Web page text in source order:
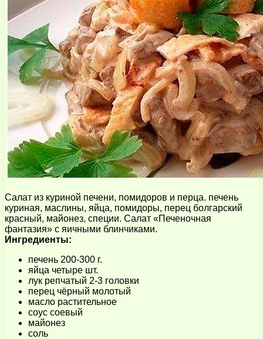
Салат из куриной печени, помидоров и перца. печень
куриная, маслины, яйца, помидоры, перец болгарский
красный, майонез, специи. Салат «Печеночная
фантазия» с яичными блинчиками.
Ингредиенты:
печень 200-300 г.
яйца четыре шт.
лук репчатый 2-3 головки
перец чёрный молотый
масло растительное
соус соевый
майонез
соль